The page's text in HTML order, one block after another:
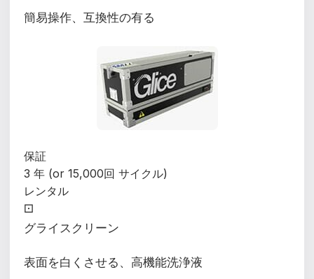
簡易操作、互換性の有る
保証
3 年 (or 15,000回 サイクル)
レンタル
⚀
グライスクリーン
表面を白くさせる、高機能洗浄液